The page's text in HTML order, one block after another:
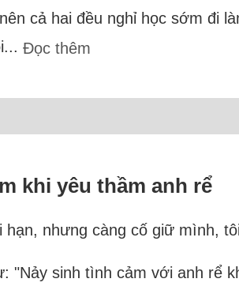
cả hai đều nghỉ học sớm đi
Đọc thêm
khi yêu thầm anh rể
nhưng càng cố giữ mình,
"Nảy sinh tình cảm với anh rể